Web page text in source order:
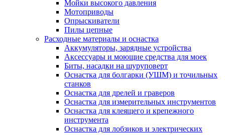
Мойки высокого давления
Мотоприводы
Опрыскиватели
Пилы цепные
Расходные материалы и оснастка
Аккумуляторы, зарядные устройства
Аксессуары и моющие средства для моек
Биты, насадки на шуруповерт
Оснастка для болгарки (УШМ) и точильных
станков
Оснастка для дрелей и граверов
Оснастка для измерительных инструментов
Оснастка для клеящего и крепежного
инструмента
Оснастка для лобзиков и электрических